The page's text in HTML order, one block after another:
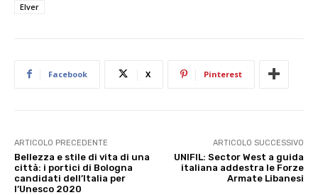
Elver
Facebook X Pinterest
ARTICOLO PRECEDENTE
Bellezza e stile di vita di una
città: i portici di Bologna
candidati dell’Italia per
l’Unesco 2020
ARTICOLO SUCCESSIVO
UNIFIL: Sector West a guida
italiana addestra le Forze
Armate Libanesi